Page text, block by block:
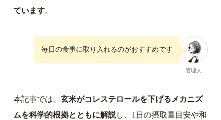
ています。
管理人
毎日の食事に取り入れるのがおすすめです
本記事では、玄米がコレステロールを下げるメカニズ
ムを科学的根拠とともに解説し、1日の摂取量目安や和